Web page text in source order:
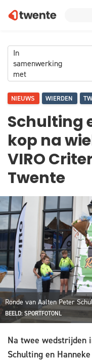
In
samenwerking
met
NIEUWS WIERDEN
Schulting
kop na
VIRO
Twente
Ronde van Aalten Peter
BEELD: SPORTFOTONL
Na twee wedstrijden
Schulting en